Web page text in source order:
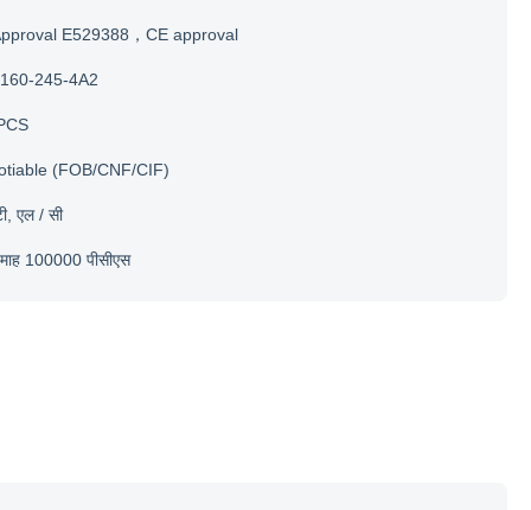
E529388，CE approval
245-4A2
(FOB/CNF/CIF)
एल / सी
100000 पीसीएस